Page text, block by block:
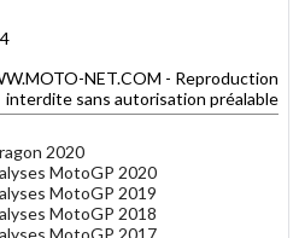
NET.COM - Reproduction
interdite sans autorisation préalable
2020
MotoGP 2020
MotoGP 2019
MotoGP 2018